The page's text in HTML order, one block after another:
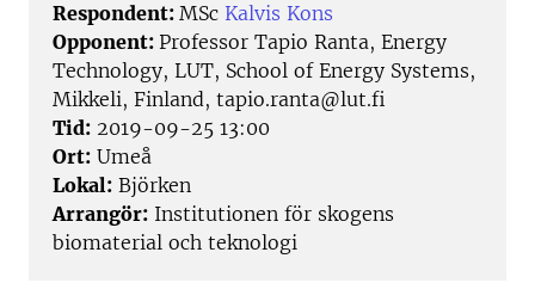
Respondent: MSc Kalvis Kons
Opponent: Professor Tapio Ranta, Energy
Technology, LUT, School of Energy Systems,
Mikkeli, Finland, tapio.ranta@lut.fi
Tid: 2019-09-25 13:00
Ort: Umeå
Lokal: Björken
Arrangör: Institutionen för skogens
biomaterial och teknologi